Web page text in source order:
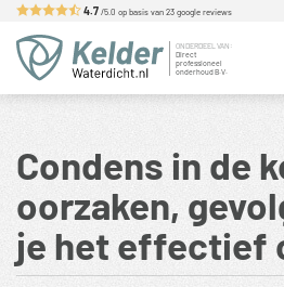
Skip
content
4.7/5.0 op basis van23google reviews
Kelderwaterdicht.nl
Maatwerk voor uw kelderONDERDEEL VAN:
Direct
professioneel
onderhoud B.V.
Condens in de
oorzaken,
je het effectief